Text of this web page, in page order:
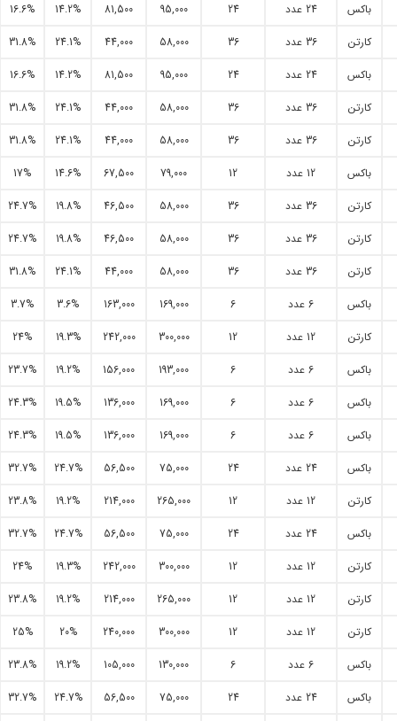
باکس
24 عدد 24
95,000
81,500
14.2%
16.6%
کارتن
36 عدد 36
58,000
44,000
24.1%
31.8%
باکس
24 عدد 24
95,000
81,500
14.2%
16.6%
کارتن
36 عدد 36
58,000
44,000
24.1%
31.8%
کارتن
36 عدد 36
58,000
44,000
24.1%
31.8%
باکس
12 عدد 12
79,000
67,500
14.6%
17%
کارتن
36 عدد 36
58,000
46,500
19.8%
24.7%
کارتن
36 عدد 36
58,000
46,500
19.8%
24.7%
کارتن
36 عدد 36
58,000
44,000
24.1%
31.8%
باکس
6 عدد 6
169,000
163,000
3.6%
3.7%
کارتن
12 عدد 12
300,000
242,000
19.3%
24%
باکس
6 عدد 6
193,000
156,000
19.2%
23.7%
باکس
6 عدد 6
169,000
136,000
19.5%
24.3%
باکس
6 عدد 6
169,000
136,000
19.5%
24.3%
باکس
24 عدد 24
75,000
56,500
24.7%
32.7%
کارتن
12 عدد 12
265,000
214,000
19.2%
23.8%
باکس
24 عدد 24
75,000
56,500
24.7%
32.7%
کارتن
12 عدد 12
300,000
242,000
19.3%
24%
کارتن
12 عدد 12
265,000
214,000
19.2%
23.8%
کارتن
12 عدد 12
300,000
240,000
20%
25%
باکس
6 عدد 6
130,000
105,000
19.2%
23.8%
باکس
24 عدد 24
75,000
56,500
24.7%
32.7%